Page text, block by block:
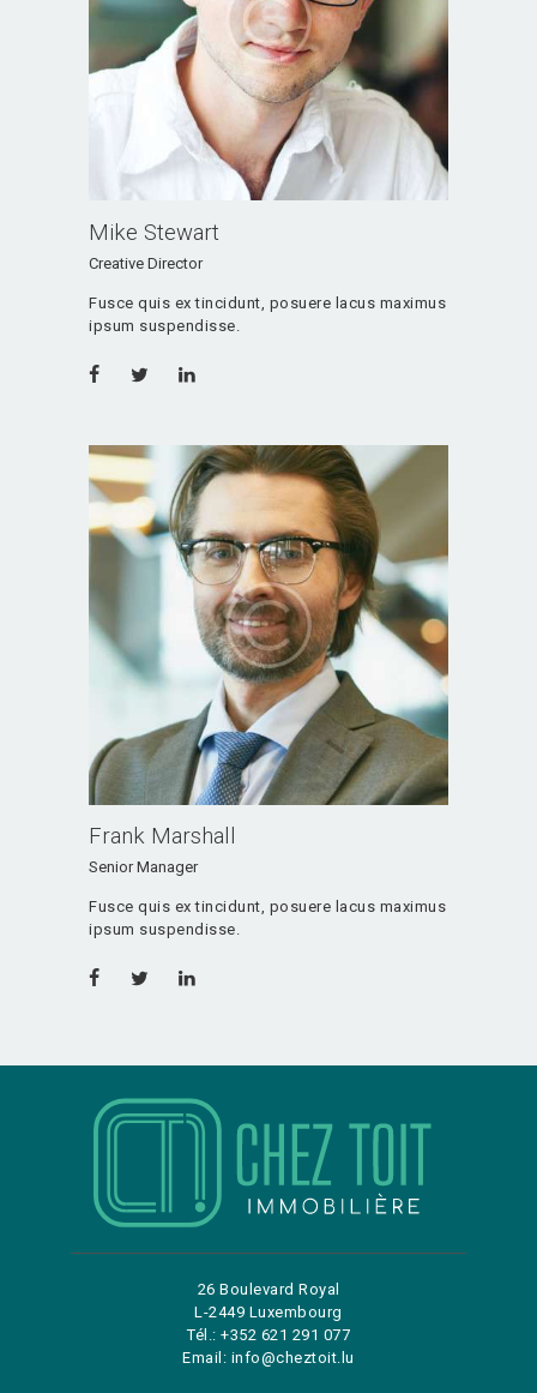
Mike Stewart
Creative Director
Fusce quis ex tincidunt, posuere lacus maximus
ipsum suspendisse.
Frank Marshall
Senior Manager
Fusce quis ex tincidunt, posuere lacus maximus
ipsum suspendisse.
26 Boulevard Royal
L-2449 Luxembourg
Tél.: +352 621 291 077
Email: info@cheztoit.lu